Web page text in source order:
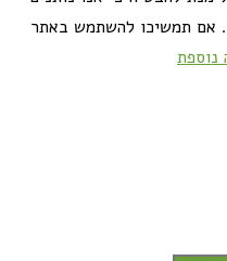
אם תמשיכו להשתמש באתר
נוספת